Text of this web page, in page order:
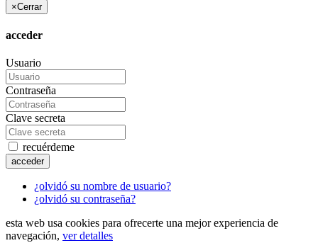
×Cerrar
acceder
Usuario
Contraseña
Clave secreta
recuérdeme
acceder
¿olvidó su nombre de usuario?
¿olvidó su contraseña?
esta web usa cookies para ofrecerte una mejor experiencia de
navegación, ver detalles